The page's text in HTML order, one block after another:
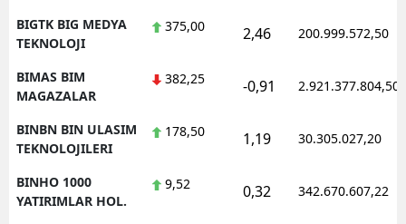
BIGTK BIG MEDYA
TEKNOLOJI
375,00 2,46 200.999.572,50
BIMAS BIM
MAGAZALAR
382,25 -0,91 2.921.377.804,50
BINBN BIN ULASIM
TEKNOLOJILERI
178,50 1,19 30.305.027,20
BINHO 1000
YATIRIMLAR HOL.
9,52 0,32 342.670.607,22